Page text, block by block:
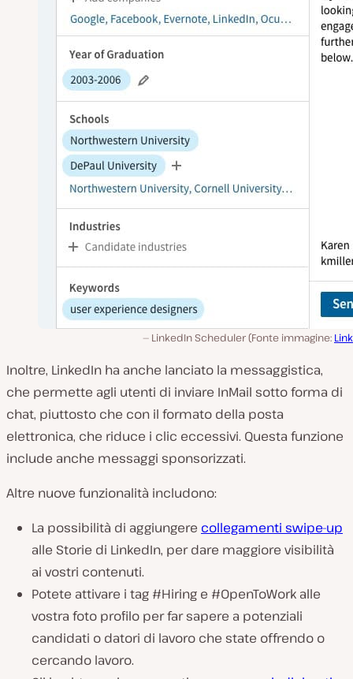
LinkedIn Scheduler (Fonte immagine:
Inoltre, LinkedIn ha anche lanciato la messaggistica,
che permette agli utenti di inviare InMail sotto forma di
chat, piuttosto che con il formato della posta
elettronica, che riduce i clic eccessivi. Questa funzione
include anche messaggi sponsorizzati.
Altre nuove funzionalità includono:
La possibilità di aggiungere collegamenti swipe-up
alle Storie di LinkedIn, per dare maggiore visibilità
ai vostri contenuti.
Potete attivare i tag #Hiring e #OpenToWork alle
vostra foto profilo per far sapere a potenziali
candidati o datori di lavoro che state offrendo o
cercando lavoro.